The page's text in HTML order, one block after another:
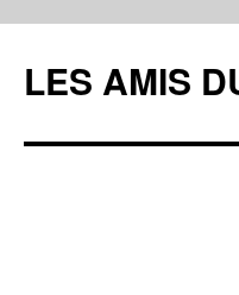
LES AMIS